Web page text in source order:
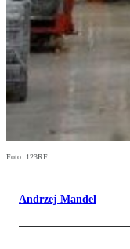
Foto: 123RF
Andrzej Mandel